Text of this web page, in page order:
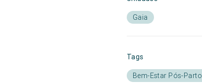
Gaia
Tags
Bem-Estar Pós-Parto